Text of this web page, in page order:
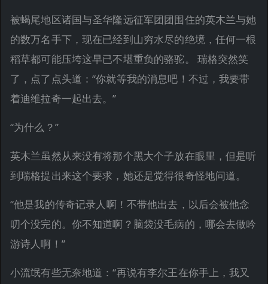
被蝎尾地区诸国与圣华隆远征军团团围住的英木兰与她
的数万名手下，现在已经到山穷水尽的绝境，任何一根
稻草都可能压垮这早已不堪重负的骆驼。 瑞格突然笑
了，点了点头道：“你就等我的消息吧！不过，我要带
着迪维拉奇一起出去。”
“为什么？”
英木兰虽然从来没有将那个黑大个子放在眼里，但是听
到瑞格提出来这个要求，她还是觉得很奇怪地问道。
“他是我的传奇记录人啊！不带他出去，以后会被他念
叨个没完的。你不知道啊？脑袋没毛病的，哪会去做吟
游诗人啊！”
小流氓有些无奈地道：“再说有李尔王在你手上，我又